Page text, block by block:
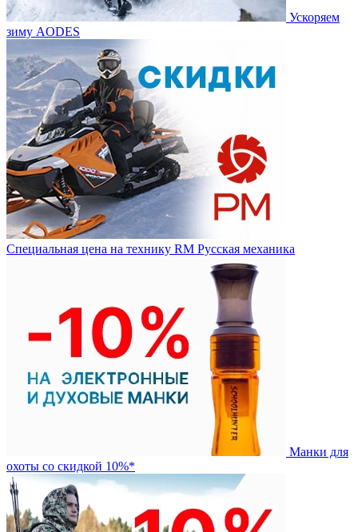
Ускоряем
зиму AODES
Специальная цена на технику RM Русская механика
Манки для
охоты со скидкой 10%*